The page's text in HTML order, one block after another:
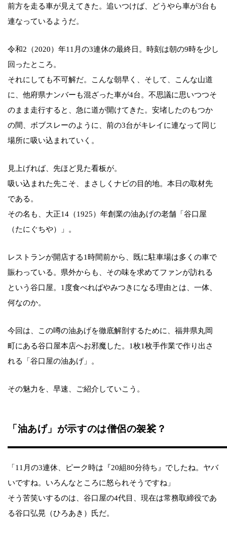
前方を走る車が見えてきた。追いつけば、どうやら車が3台も
連なっているようだ。
令和2（2020）年11月の3連休の最終日。時刻は朝の9時を少し
回ったところ。
それにしても不可解だ。こんな朝早く、そして、こんな山道
に、他府県ナンバーも混ざった車が4台。不思議に思いつつそ
のまま走行すると、急に道が開けてきた。安堵したのもつか
の間、ボブスレーのように、前の3台がキレイに連なって同じ
場所に吸い込まれていく。
見上げれば、先ほど見た看板が。
吸い込まれた先こそ、まさしくナビの目的地。本日の取材先
である。
その名も、大正14（1925）年創業の油あげの老舗「谷口屋
（たにぐちや）」。
レストランが開店する1時間前から、既に駐車場は多くの車で
賑わっている。県外からも、その味を求めてファンが訪れる
という谷口屋。1度食べればやみつきになる理由とは、一体、
何なのか。
今回は、この噂の油あげを徹底解剖するために、福井県丸岡
町にある谷口屋本店へお邪魔した。1枚1枚手作業で作り出さ
れる「谷口屋の油あげ」。
その魅力を、早速、ご紹介していこう。
「油あげ」が示すのは僧侶の袈裟？
「11月の3連休、ピーク時は『20組80分待ち』でしたね。ヤバ
いですね。いろんなところに怒られそうですね」
そう苦笑いするのは、谷口屋の4代目、現在は常務取締役であ
る谷口弘晃（ひろあき）氏だ。